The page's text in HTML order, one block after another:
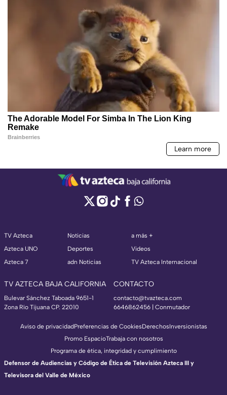
TV Azteca
Azteca UNO
Azteca 7
Noticias
Deportes
adn Noticias
a más +
Videos
TV Azteca Internacional
TV AZTECA BAJA CALIFORNIA
Bulevar Sánchez Taboada 9651-1
Zona Río Tijuana CP. 22010
CONTACTO
contacto@tvazteca.com
6646862456 | Conmutador
Aviso de privacidadPreferencias de CookiesDerechosInversionistas
Promo EspacioTrabaja con nosotros
Programa de ética, integridad y cumplimiento
Defensor de Audiencias y Código de Ética de Televisión Azteca III y
Televisora del Valle de México